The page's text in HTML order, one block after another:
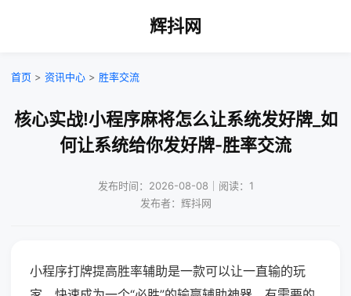
辉抖网
首页 > 资讯中心 > 胜率交流
核心实战!小程序麻将怎么让系统发好牌_如
何让系统给你发好牌-胜率交流
发布时间：2026-08-08｜阅读：1
发布者：辉抖网
小程序打牌提高胜率辅助是一款可以让一直输的玩